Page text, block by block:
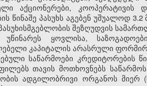
აქციონერები, კოოპერატივის
წინაშე პასუხს აგებენ უშუალოდ
შეზღუდვის
უწინარეს ყოვლისა,
კაპიტალის არასრული
საწარმოები კრედიტორების
თავის მოთხოვნებს
ადგილობრივი ორგანოს მიერ